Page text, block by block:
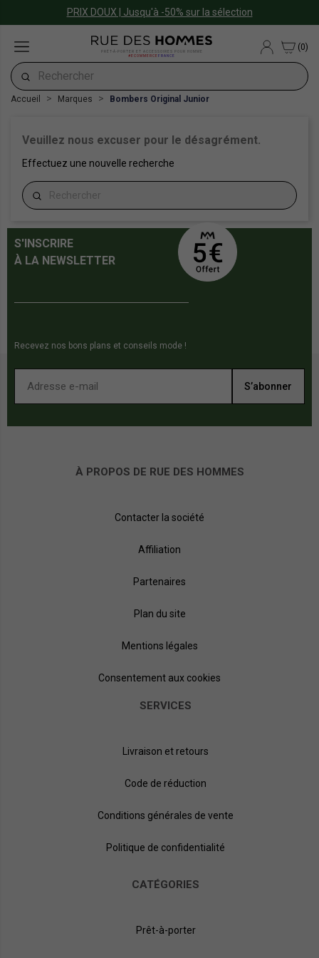
PRIX DOUX | Jusqu'à -50% sur la sélection
PRÊT-À-PORTER ET ACCESSOIRES POUR HOMME
#ECOMMERCE FRANCE
(0)
Accueil Marques Bombers Original Junior
Veuillez nous excuser pour le désagrément.
Effectuez une nouvelle recherche
S'INSCRIRE
À LA NEWSLETTER
Recevez nos bons plans et conseils mode !
S’abonner
À PROPOS DE RUE DES HOMMES
Contacter la société
Affiliation
Partenaires
Plan du site
Mentions légales
Consentement aux cookies
SERVICES
Livraison et retours
Code de réduction
Conditions générales de vente
Politique de confidentialité
CATÉGORIES
Prêt-à-porter